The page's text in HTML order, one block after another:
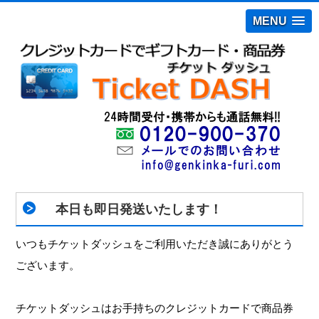
MENU
本日も即日発送いたします！
いつもチケットダッシュをご利用いただき誠にありがとう
ございます。
チケットダッシュはお手持ちのクレジットカードで商品券